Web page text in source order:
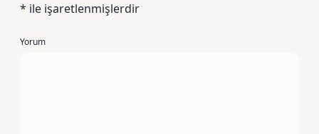
* ile işaretlenmişlerdir
Yorum